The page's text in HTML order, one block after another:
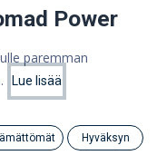
ostoskoriin
Power
Bank
virtalähde, jossa
virtalähde
paremman
Lue lisää
Hyväksyn